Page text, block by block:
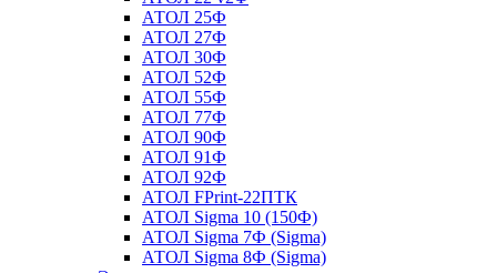
АТОЛ 25Ф
АТОЛ 27Ф
АТОЛ 30Ф
АТОЛ 52Ф
АТОЛ 55Ф
АТОЛ 77Ф
АТОЛ 90Ф
АТОЛ 91Ф
АТОЛ 92Ф
АТОЛ FPrint-22ПТК
АТОЛ Sigma 10 (150Ф)
АТОЛ Sigma 7Ф (Sigma)
АТОЛ Sigma 8Ф (Sigma)